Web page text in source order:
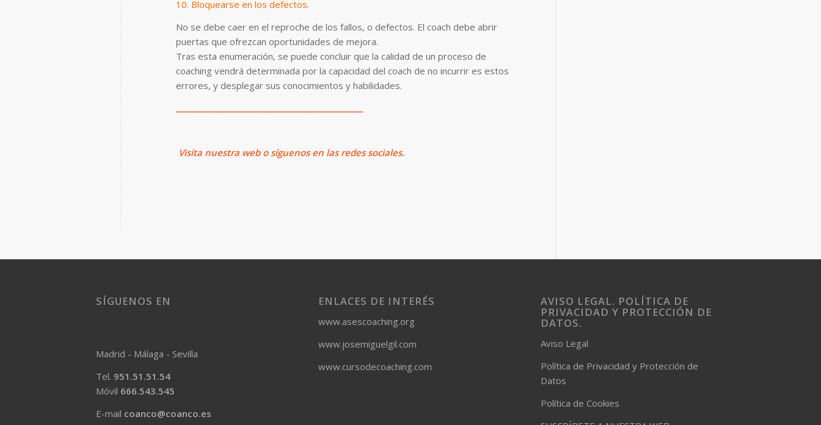
10. Bloquearse en los defectos.
No se debe caer en el reproche de los fallos, o defectos. El coach debe abrir
puertas que ofrezcan oportunidades de mejora.
Tras esta enumeración, se puede concluir que la calidad de un proceso de
coaching vendrá determinada por la capacidad del coach de no incurrir es estos
errores, y desplegar sus conocimientos y habilidades.
Visita nuestra web o síguenos en las redes sociales.
SÍGUENOS EN
Madrid - Málaga - Sevilla
Tel. 951.51.51.54
Móvil 666.543.545
E-mail coanco@coanco.es
ENLACES DE INTERÉS
www.asescoaching.org
www.josemiguelgil.com
www.cursodecoaching.com
AVISO LEGAL. POLÍTICA DE
PRIVACIDAD Y PROTECCIÓN DE
DATOS.
Aviso Legal
Política de Privacidad y Protección de
Datos
Política de Cookies